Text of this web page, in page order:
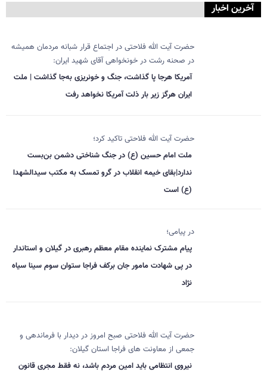
آخرین اخبار
حضرت آیت الله فلاحتی در اجتماع قرار شبانه مردمان همیشه
در صحنه رشت در خونخواهی آقای شهید ایران:
آمریکا هرجا پا گذاشت، جنگ و خونریزی به‌جا گذاشت | ملت
ایران هرگز زیر بار ذلت آمریکا نخواهد رفت
حضرت آیت الله فلاحتی تاکید کرد؛
ملت امام حسین (ع) در جنگ شناختی دشمن بن‌بست
ندارد|بقای خیمه انقلاب در گرو تمسک به مکتب سیدالشهدا
(ع) است
در پیامی؛
پیام مشترک نماینده مقام معظم رهبری در گیلان و استاندار
در پی شهادت مامور جان برکف فراجا ستوان سوم سینا سیاه
نژاد
حضرت آیت الله فلاحتی صبح امروز در دیدار با فرماندهی و
جمعی از معاونت های فراجا استان گیلان:
نیروی انتظامی باید امین مردم باشد، نه فقط مجری قانون